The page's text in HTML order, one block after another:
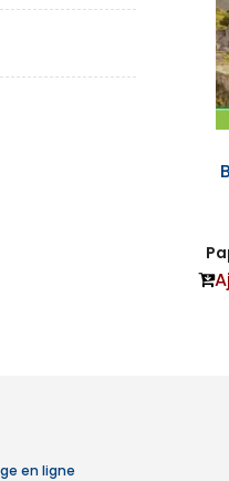
en ligne